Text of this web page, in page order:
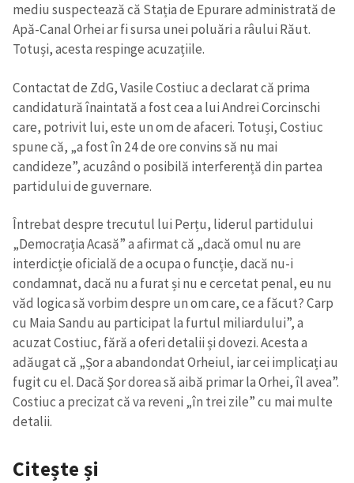
mediu suspectează că Stația de Epurare administrată de
Apă-Canal Orhei ar fi sursa unei poluări a râului Răut.
Totuși, acesta respinge acuzațiile.
Contactat de ZdG, Vasile Costiuc a declarat că prima
candidatură înaintată a fost cea a lui Andrei Corcinschi
care, potrivit lui, este un om de afaceri. Totuși, Costiuc
spune că, „a fost în 24 de ore convins să nu mai
candideze”, acuzând o posibilă interferență din partea
partidului de guvernare.
Întrebat despre trecutul lui Perțu, liderul partidului
„Democrația Acasă” a afirmat că „dacă omul nu are
interdicție oficială de a ocupa o funcție, dacă nu-i
condamnat, dacă nu a furat și nu e cercetat penal, eu nu
văd logica să vorbim despre un om care, ce a făcut? Carp
cu Maia Sandu au participat la furtul miliardului”, a
acuzat Costiuc, fără a oferi detalii și dovezi. Acesta a
adăugat că „Șor a abandondat Orheiul, iar cei implicați au
fugit cu el. Dacă Șor dorea să aibă primar la Orhei, îl avea”.
Costiuc a precizat că va reveni „în trei zile” cu mai multe
detalii.
Citește și